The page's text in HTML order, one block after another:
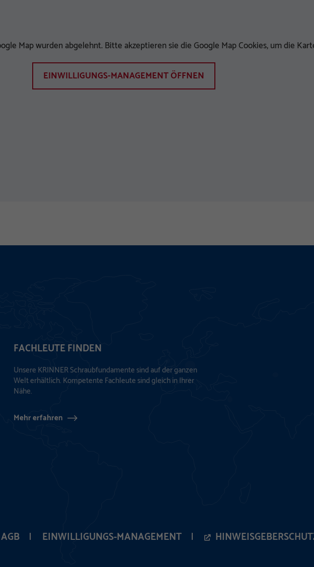
Map wurden abgelehnt. Bitte akzeptieren sie die Google Map Cookies, um die
EINWILLIGUNGS-MANAGEMENT ÖFFNEN
FACHLEUTE FINDEN
Unsere KRINNER Schraubfundamente sind auf der ganzen
Welt erhältlich. Kompetente Fachleute sind gleich in Ihrer
Nähe.
Mehr erfahren
AGB EINWILLIGUNGS-MANAGEMENT